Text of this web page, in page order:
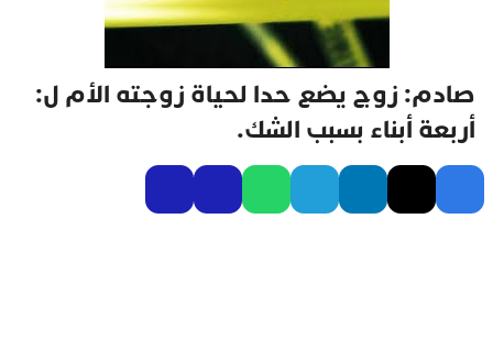
صادم: زوج يضع حدا لحياة زوجته الأم ل:
أربعة أبناء بسبب الشك.